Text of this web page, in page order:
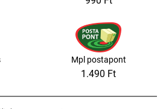
Mpl postapont
1.490 Ft